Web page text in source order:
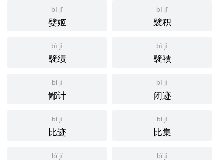
bì jī
嬖姬
bì jī
襞积
bì jì
襞绩
bì jì
襞襀
bǐ jì
鄙计
bì jì
闭迹
bǐ jì
比迹
bǐ jí
比集
bǐ jí bǐ jì